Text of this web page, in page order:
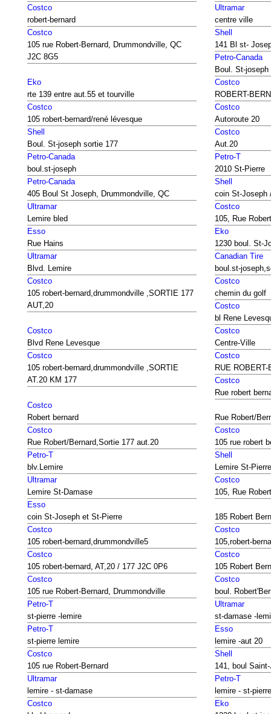
Costco
robert-bernard
Ultramar
centre ville
Costco
105 rue Robert-Bernard, Drummondville, QC
J2C 8G5
Shell
141 Bl st-
Petro-Canada
Boul. St-joseph
Eko
rte 139 entre aut.55 et tourville
Costco
ROBERT-
Costco
105 robert-bernard/rené lévesque
Costco
Autoroute 20
Shell
Boul. St-joseph sortie 177
Costco
Aut.20
Petro-Canada
boul.st-joseph
Petro-T
2010 St-Pierre
Petro-Canada
405 Boul St Joseph, Drummondville, QC
Shell
coin St-Joseph
Ultramar
Lemire bled
Costco
105, Rue
Esso
Rue Hains
Eko
1230 boul. St-
Ultramar
Blvd. Lemire
Canadian Tire
boul.st-
Costco
105 robert-bernard,drummondville ,SORTIE 177
AUT,20
Costco
chemin du golf
Costco
bl Rene
Costco
Blvd Rene Levesque
Costco
Centre-Ville
Costco
105 robert-bernard,drummondville ,SORTIE
AT.20 KM 177
Costco
RUE ROBERT-
Costco
Rue robert
Costco
Robert bernard
Rue Robert/
Costco
Rue Robert/Bernard,Sortie 177 aut.20
Costco
105 rue robert
Petro-T
blv.Lemire
Shell
Lemire St-Pierre
Ultramar
Lemire St-Damase
Costco
105, Rue
Esso
coin St-Joseph et St-Pierre
185 Robert
Costco
105 robert-bernard,drummondville5
Costco
105,robert-
Costco
105 robert-bernard, AT,20 / 177 J2C 0P6
Costco
105 Robert
Costco
105 rue Robert-Bernard, Drummondville
Costco
boul.
Petro-T
st-pierre -lemire
Ultramar
st-damase -
Petro-T
st-pierre lemire
Esso
lemire -aut 20
Costco
105 rue Robert-Bernard
Shell
141, boul
Ultramar
lemire - st-damase
Petro-T
lemire - st-pierre
Costco
Eko